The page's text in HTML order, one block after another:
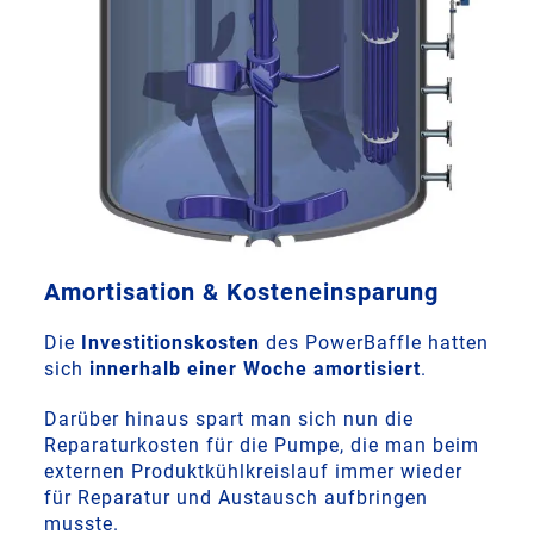
Amortisation & Kosteneinsparung
Die Investitionskosten des PowerBaffle hatten
sich innerhalb einer Woche amortisiert.
Darüber hinaus spart man sich nun die
Reparaturkosten für die Pumpe, die man beim
externen Produktkühlkreislauf immer wieder
für Reparatur und Austausch aufbringen
musste.